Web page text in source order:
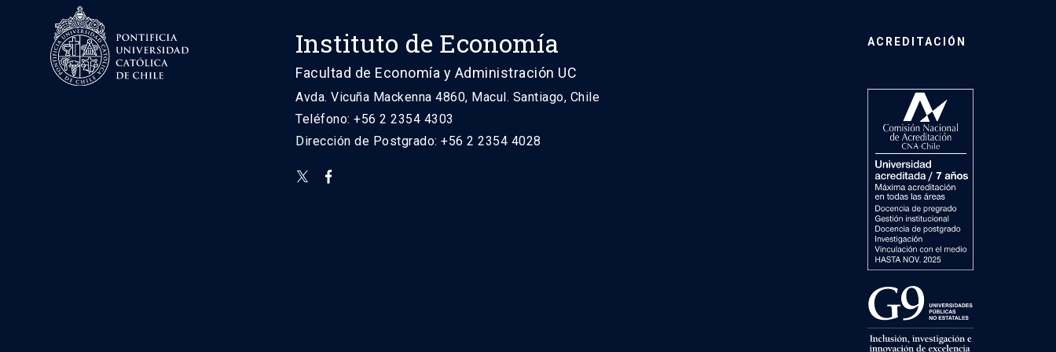
Instituto de Economía
Facultad de Economía y Administración UC
Avda. Vicuña Mackenna 4860, Macul. Santiago, Chile
Teléfono: +56 2 2354 4303
Dirección de Postgrado: +56 2 2354 4028
ACREDITACIÓN